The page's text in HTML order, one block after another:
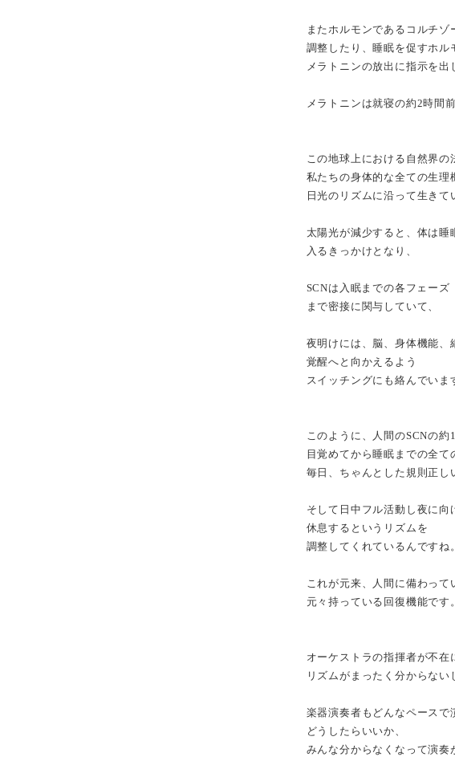
またホルモンであるコルチゾ
調整したり、睡眠を促すホル
メラトニンの放出に指示を出
メラトニンは就寝の約2時間
この地球上における自然界の
私たちの身体的な全ての生理
日光のリズムに沿って生きて
太陽光が減少すると、体は睡
入るきっかけとなり、
SCNは入眠までの各フェー
まで密接に関与していて、
夜明けには、脳、身体機能、
覚醒へと向かえるよう
スイッチングにも絡んでいま
このように、人間のSCNの
目覚めてから睡眠までの全て
毎日、ちゃんとした規則正し
そして日中フル活動し夜に向
休息するというリズムを
調整してくれているんですね。
これが元来、人間に備わって
元々持っている回復機能です。
オーケストラの指揮者が不在
リズムがまったく分からない
楽器演奏者もどんなペースで
どうしたらいいか、
みんな分からなくなって演奏